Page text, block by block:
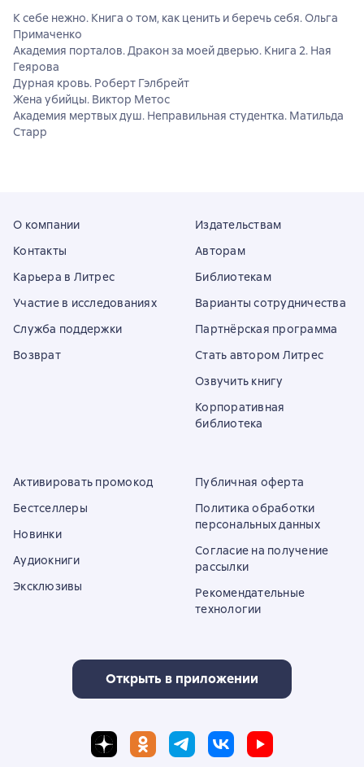
К себе нежно. Книга о том, как ценить и беречь себя. Ольга
Примаченко
Академия порталов. Дракон за моей дверью. Книга 2. Ная
Геярова
Дурная кровь. Роберт Гэлбрейт
Жена убийцы. Виктор Метос
Академия мертвых душ. Неправильная студентка. Матильда
Старр
О компании
Контакты
Карьера в Литрес
Участие в исследованиях
Служба поддержки
Возврат
Издательствам
Авторам
Библиотекам
Варианты сотрудничества
Партнёрская программа
Стать автором Литрес
Озвучить книгу
Корпоративная
библиотека
Активировать промокод
Бестселлеры
Новинки
Аудиокниги
Эксклюзивы
Публичная оферта
Политика обработки
персональных данных
Согласие на получение
рассылки
Рекомендательные
технологии
Открыть в приложении